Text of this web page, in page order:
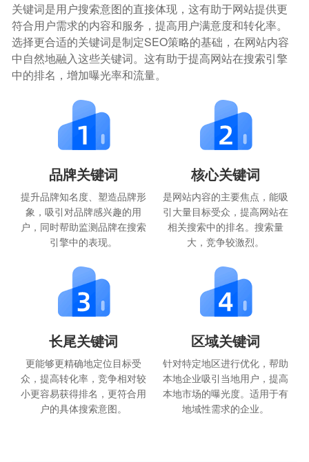
关键词是用户搜索意图的直接体现，这有助于网站提供更
符合用户需求的内容和服务，提高用户满意度和转化率。
选择更合适的关键词是制定SEO策略的基础，在网站内容
中自然地融入这些关键词。这有助于提高网站在搜索引擎
中的排名，增加曝光率和流量。
品牌关键词
提升品牌知名度、塑造品牌形
象，吸引对品牌感兴趣的用
户，同时帮助监测品牌在搜索
引擎中的表现。
核心关键词
是网站内容的主要焦点，能吸
引大量目标受众，提高网站在
相关搜索中的排名。搜索量
大，竞争较激烈。
长尾关键词
更能够更精确地定位目标受
众，提高转化率，竞争相对较
小更容易获得排名，更符合用
户的具体搜索意图。
区域关键词
针对特定地区进行优化，帮助
本地企业吸引当地用户，提高
本地市场的曝光度。适用于有
地域性需求的企业。